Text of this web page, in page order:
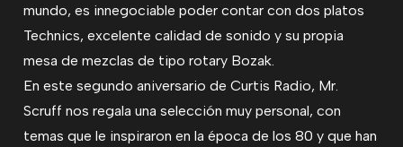
mundo, es innegociable poder contar con dos platos
Technics, excelente calidad de sonido y su propia
mesa de mezclas de tipo rotary Bozak.
En este segundo aniversario de Curtis Radio, Mr.
Scruff nos regala una selección muy personal, con
temas que le inspiraron en la época de los 80 y que han